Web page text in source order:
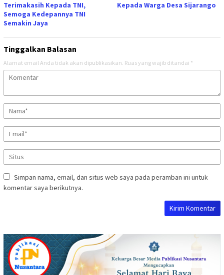
Terimakasih Kepada TNI,
Semoga Kedepannya TNI
Semakin Jaya
Kepada Warga Desa Sijarango
Tinggalkan Balasan
Alamat email Anda tidak akan dipublikasikan. Ruas yang wajib ditandai *
Simpan nama, email, dan situs web saya pada peramban ini untuk
komentar saya berikutnya.